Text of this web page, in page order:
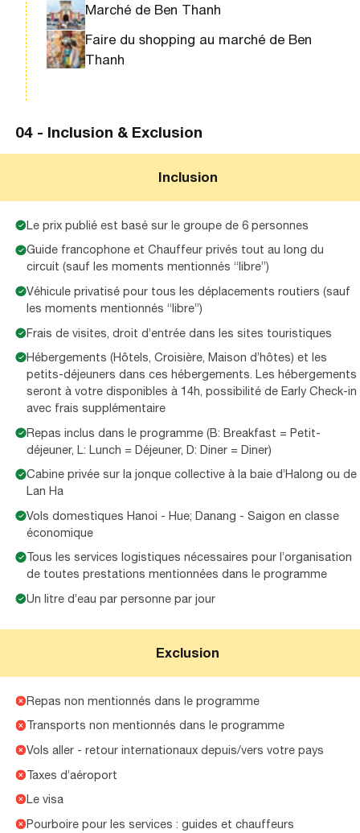
Marché de Ben Thanh
Faire du shopping au marché de Ben
Thanh
04 - Inclusion & Exclusion
Inclusion
Le prix publié est basé sur le groupe de 6 personnes
Guide francophone et Chauffeur privés tout au long du
circuit (sauf les moments mentionnés “libre”)
Véhicule privatisé pour tous les déplacements routiers (sauf
les moments mentionnés “libre”)
Frais de visites, droit d’entrée dans les sites touristiques
Hébergements (Hôtels, Croisière, Maison d’hôtes) et les
petits-déjeuners dans ces hébergements. Les hébergements
seront à votre disponibles à 14h, possibilité de Early Check-in
avec frais supplémentaire
Repas inclus dans le programme (B: Breakfast = Petit-
déjeuner, L: Lunch = Déjeuner, D: Diner = Diner)
Cabine privée sur la jonque collective à la baie d’Halong ou de
Lan Ha
Vols domestiques Hanoi - Hue; Danang - Saigon en classe
économique
Tous les services logistiques nécessaires pour l’organisation
de toutes prestations mentionnées dans le programme
Un litre d’eau par personne par jour
Exclusion
Repas non mentionnés dans le programme
Transports non mentionnés dans le programme
Vols aller - retour internationaux depuis/vers votre pays
Taxes d’aéroport
Le visa
Pourboire pour les services : guides et chauffeurs